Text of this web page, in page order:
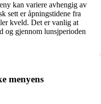
kan variere avhengig av
sett er åpningstidene fra
kveld. Det er vanlig at
og gjennom lunsjperioden
menyens